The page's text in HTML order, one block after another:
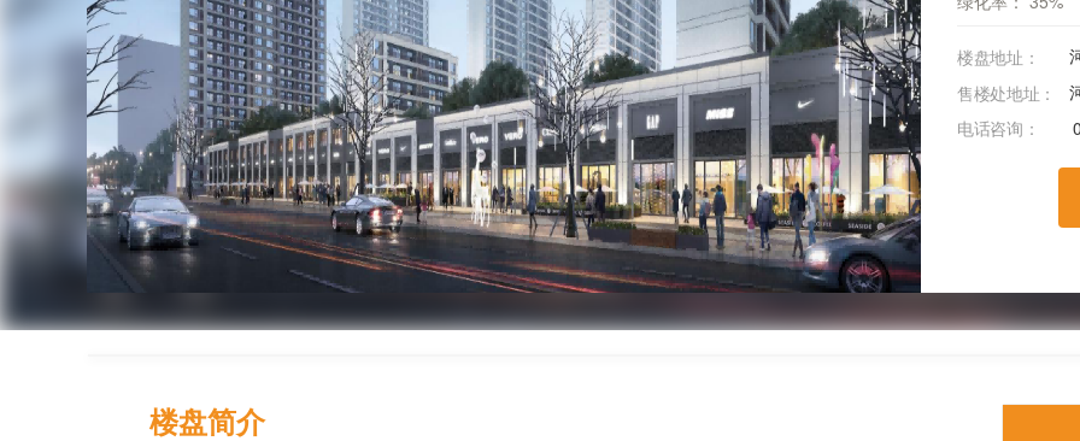
楼盘地址：
售楼处地址：
电话咨询：
楼盘简介